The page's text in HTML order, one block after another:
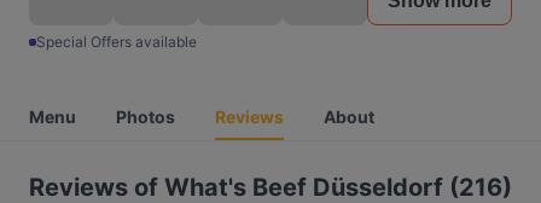
Special Offers available
Menu Photos Reviews About
Reviews of What's Beef Düsseldorf (216)